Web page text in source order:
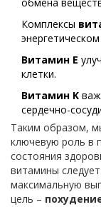
Комплексы
Витамин E
клетки.
Витамин K
сердечно-
Таким образом,
ключевую роль в
состояния
витамины
максимальную
цель –